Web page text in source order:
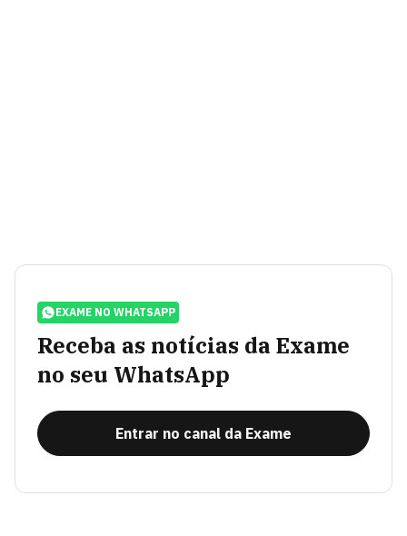
EXAME NO WHATSAPP
Receba as notícias da Exame
no seu WhatsApp
Entrar no canal da Exame